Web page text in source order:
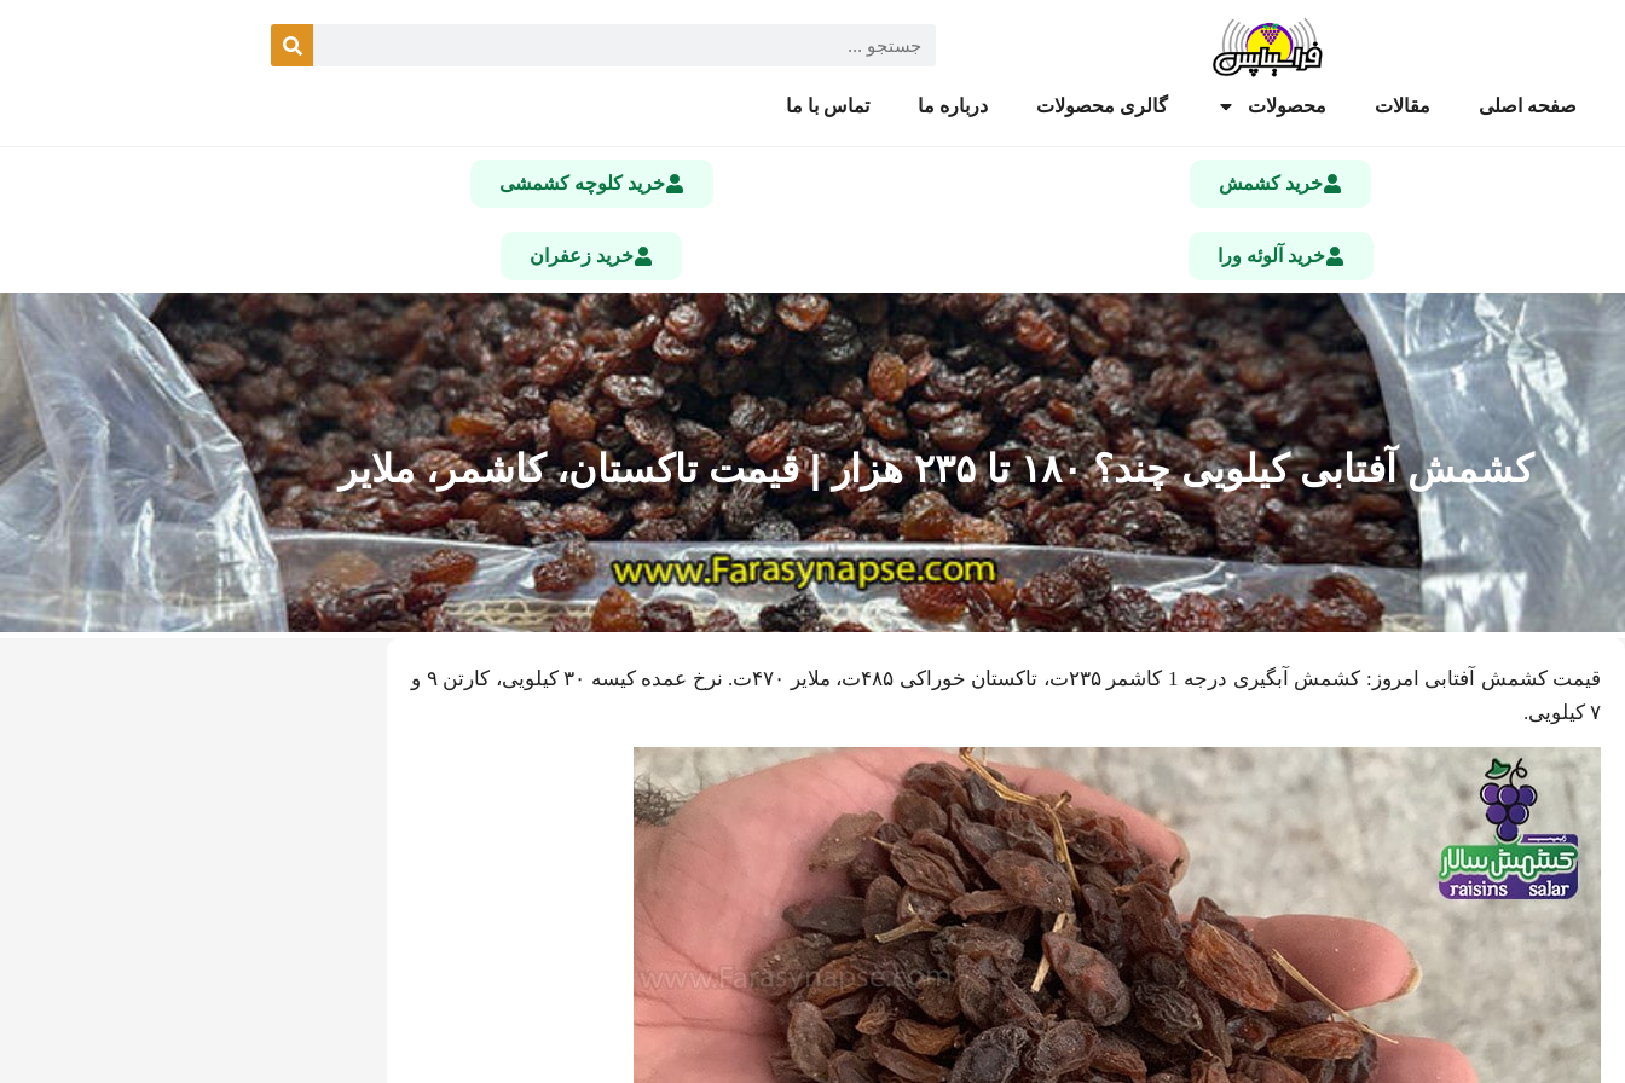
صفحه اصلی مقالات محصولات گالری محصولات درباره ما تماس با ما
خرید کشمش خرید کلوچه کشمشی
خرید آلوئه ورا خرید زعفران
کشمش آفتابی کیلویی چند؟ ۱۸۰ تا ۲۳۵ هزار | قیمت تاکستان، کاشمر، ملایر
قیمت کشمش آفتابی امروز: کشمش آبگیری درجه 1 کاشمر ۲۳۵ت، تاکستان خوراکی ۴۸۵ت، ملایر ۴۷۰ت. نرخ عمده کیسه ۳۰ کیلویی، کارتن ۹ و
۷ کیلویی.